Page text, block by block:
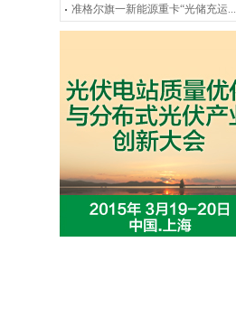
准格尔旗一新能源重卡“光储充运...